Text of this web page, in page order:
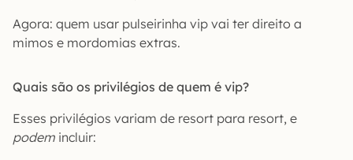
Agora: quem usar pulseirinha vip vai ter direito a
mimos e mordomias extras.
Quais são os privilégios de quem é vip?
Esses privilégios variam de resort para resort, e
podem incluir: